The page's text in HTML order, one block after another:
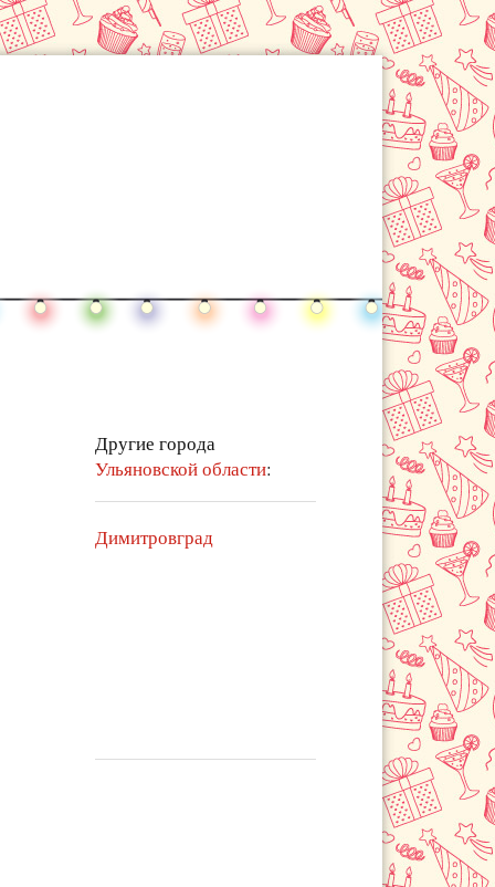
Другие города
Ульяновской области:
Димитровград